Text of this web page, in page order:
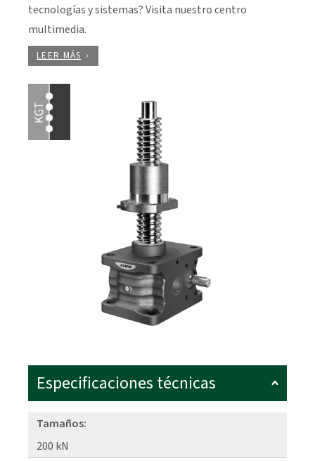
tecnologías y sistemas? Visita nuestro centro
multimedia.
LEER MÁS
Especificaciones técnicas
Tamaños:
200 kN